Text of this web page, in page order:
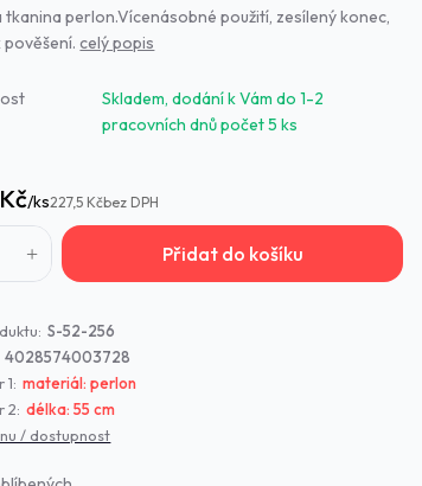
tkanina perlon.Vícenásobné použití, zesílený konec,
pověšení.celý popis
Skladem, dodání k Vám do 1-2
pracovních dnů počet 5 ks
/ks227,5 Kčbez DPH
Přidat do košíku
S-52-256
4028574003728
materiál: perlon
2: délka: 55 cm
/ dostupnost